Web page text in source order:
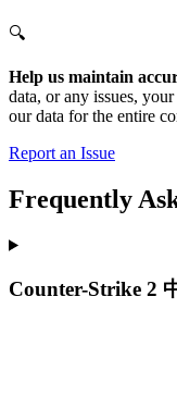
🔍
Help us maintain
data, or any issues,
our data for the entire
Report an Issue
Frequently
Counter-Strike 2